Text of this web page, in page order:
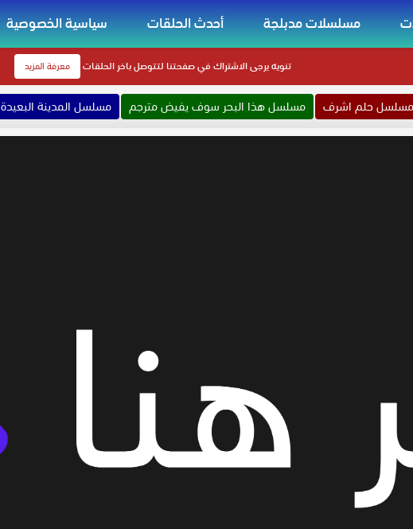
مسلسلات مدبلجة أحدث الحلقات سياسية الخصوصية
تنويهيرجى الاشتراك في صفحتنا لتتوصل باخر الحلقات معرفة المزيد
مسلسل حلم اشرف مسلسل هذا البحر سوف يفيض مترجم مسلسل المدينة البعيدة